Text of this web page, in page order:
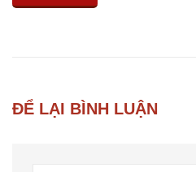
ĐỂ LẠI BÌNH LUẬN